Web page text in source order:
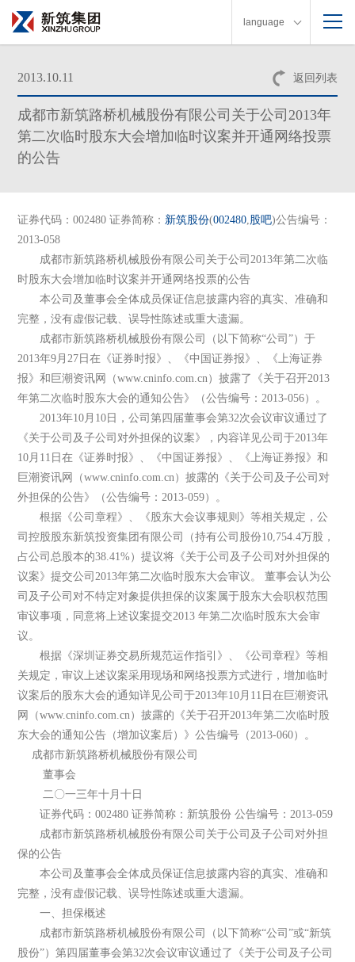
language
返回列表
2013.10.11
成都市新筑路桥机械股份有限公司关于公司2013年
第二次临时股东大会增加临时议案并开通网络投票
的公告
证券代码：002480 证券简称： 新筑股份(002480,股吧)公告编号：
2013-058
成都市新筑路桥机械股份有限公司关于公司2013年第二次临
时股东大会增加临时议案并开通网络投票的公告
本公司及董事会全体成员保证信息披露内容的真实、准确和
完整，没有虚假记载、误导性陈述或重大遗漏。
成都市新筑路桥机械股份有限公司（以下简称“公司”）于
2013年9月27日在《证券时报》、《中国证券报》、《上海证券
报》和巨潮资讯网（www.cninfo.com.cn）披露了《关于召开2013
年第二次临时股东大会的通知公告》（公告编号：2013-056）。
2013年10月10日，公司第四届董事会第32次会议审议通过了
《关于公司及子公司对外担保的议案》，内容详见公司于2013年
10月11日在《证券时报》、《中国证券报》、《上海证券报》和
巨潮资讯网（www.cninfo.com.cn）披露的《关于公司及子公司对
外担保的公告》（公告编号：2013-059）。
根据《公司章程》、《股东大会议事规则》等相关规定，公
司控股股东新筑投资集团有限公司（持有公司股份10,754.4万股，
占公司总股本的38.41%）提议将《关于公司及子公司对外担保的
议案》提交公司2013年第二次临时股东大会审议。 董事会认为公
司及子公司对不特定对象提供担保的议案属于股东大会职权范围
审议事项，同意将上述议案提交2013 年第二次临时股东大会审
议。
根据《深圳证券交易所规范运作指引》、《公司章程》等相
关规定，审议上述议案采用现场和网络投票方式进行，增加临时
议案后的股东大会的通知详见公司于2013年10月11日在巨潮资讯
网（www.cninfo.com.cn）披露的《关于召开2013年第二次临时股
东大会的通知公告（增加议案后）》公告编号（2013-060）。
成都市新筑路桥机械股份有限公司
董事会
二〇一三年十月十日
证券代码：002480 证券简称：新筑股份 公告编号：2013-059
成都市新筑路桥机械股份有限公司关于公司及子公司对外担
保的公告
本公司及董事会全体成员保证信息披露内容的真实、准确和
完整，没有虚假记载、误导性陈述或重大遗漏。
一、担保概述
成都市新筑路桥机械股份有限公司（以下简称“公司”或“新筑
股份”）第四届董事会第32次会议审议通过了《关于公司及子公司